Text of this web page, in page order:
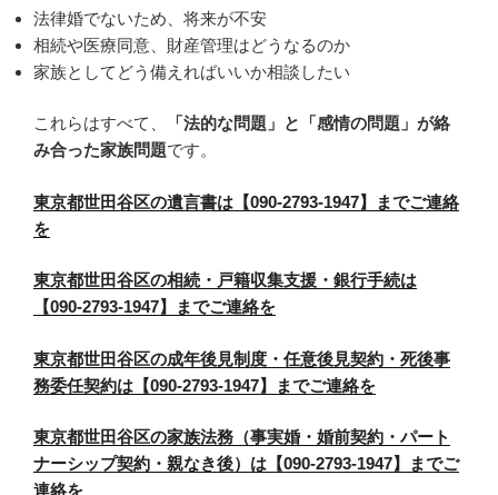
法律婚でないため、将来が不安
相続や医療同意、財産管理はどうなるのか
家族としてどう備えればいいか相談したい
これらはすべて、
「法的な問題」と「感情の問題」が絡
み合った家族問題です。
東京都世田谷区の遺言書は【090-2793-1947】までご連絡
を
東京都世田谷区の相続・戸籍収集支援・銀行手続は
【090-2793-1947】までご連絡を
東京都世田谷区の成年後見制度・任意後見契約・死後事
務委任契約は【090-2793-1947】までご連絡を
東京都世田谷区の家族法務（事実婚・婚前契約・パート
ナーシップ契約・親なき後）は【090-2793-1947】までご
連絡を